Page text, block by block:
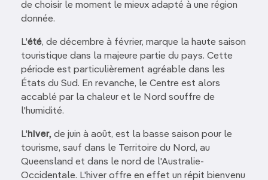
de choisir le moment le mieux adapté à une région
donnée.
L'été, de décembre à février, marque la haute saison
touristique dans la majeure partie du pays. Cette
période est particulièrement agréable dans les
États du Sud. En revanche, le Centre est alors
accablé par la chaleur et le Nord souffre de
l'humidité.
L' hiver, de juin à août, est la basse saison pour le
tourisme, sauf dans le Territoire du Nord, au
Queensland et dans le nord de l'Australie-
Occidentale. L'hiver offre en effet un répit bienvenu